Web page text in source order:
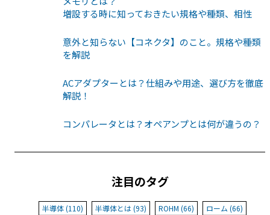
増設する時に知っておきたい規格や種類、相性
意外と知らない【コネクタ】のこと。規格や種類
を解説
ACアダプターとは？仕組みや用途、選び方を徹底
解説！
コンパレータとは？オペアンプとは何が違うの？
注目のタグ
半導体 (110) 半導体とは (93) ROHM (66)
ローム (66)